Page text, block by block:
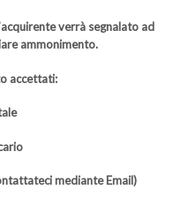
verrà segnalato ad
ammonimento.
accettati:
mediante Email)